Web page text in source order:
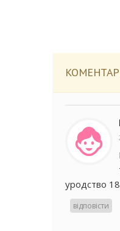
уродство
відповісти